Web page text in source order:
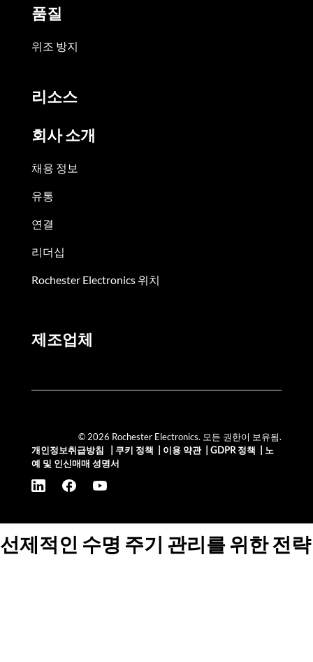
품질
위조 방지
리소스
회사 소개
채용 정보
유통
연결
리더십
Rochester Electronics 위치
제조업체
© 2026 Rochester Electronics. 모든 권한이 보유됨.
개인정보취급방침
쿠키 정책 이용 약관| GDPR 정책
노
예 및 인신매매 성명서
선제적인 수명 주기 관리를 위한 전략